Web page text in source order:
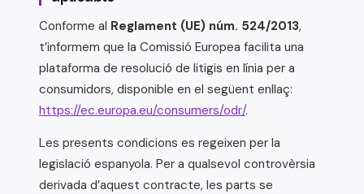
Conforme al Reglament (UE) núm. 524/2013,
t’informem que la Comissió Europea facilita una
plataforma de resolució de litigis en línia per a
consumidors, disponible en el següent enllaç:
https://ec.europa.eu/consumers/odr/.
Les presents condicions es regeixen per la
legislació espanyola. Per a qualsevol controvèrsia
derivada d’aquest contracte, les parts se